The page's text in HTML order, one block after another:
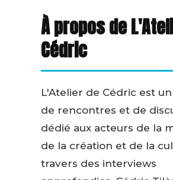
À propos de
Cédric
L'Atelier de Cédric est
de rencontres et de
dédié aux acteurs de la
de la création et de la
travers des interviews